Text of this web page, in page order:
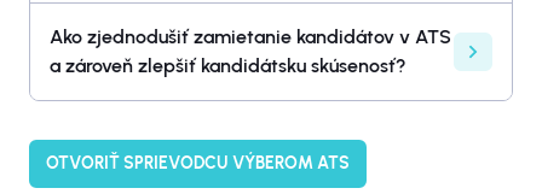
Ako zjednodušiť zamietanie kandidátov v ATS
a zároveň zlepšiť kandidátsku skúsenosť?
OTVORIŤ SPRIEVODCU VÝBEROM ATS